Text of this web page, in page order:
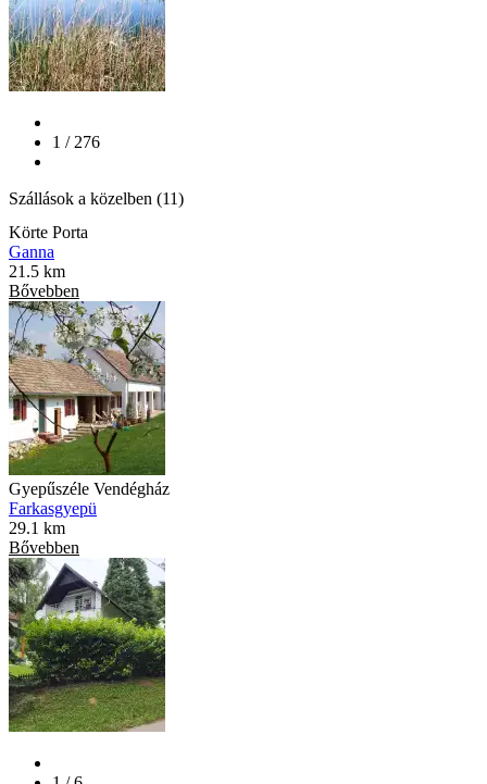
1 / 276
Szállások a közelben (11)
Körte Porta
Ganna
21.5 km
Bővebben
Gyepűszéle Vendégház
Farkasgyepü
29.1 km
Bővebben